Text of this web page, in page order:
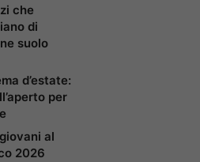
che
di
suolo
d’estate:
per
al
2026